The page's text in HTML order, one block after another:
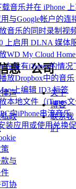
载音乐并在 iPhone
与Google帐户的连
音乐的同时录制视
上启用 DLNA 媒体
WD My Cloud
在没有iTunes的情
放Dropbox中的音乐
上编辑 ID3 标签
本地文件（iTunes
向iPhone串流音乐
装应用或使用兑换
息
声
政
与
协
公司
关于
博客
联系我
们